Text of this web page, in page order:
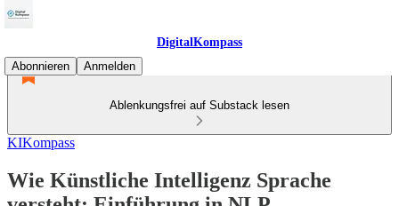
DigitalKompass
Abonnieren
Anmelden
Ablenkungsfrei auf Substack lesen
KIKompass
Wie Künstliche Intelligenz Sprache